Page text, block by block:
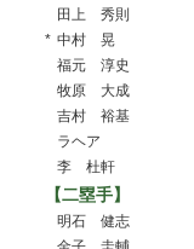
田上 秀則
* 中村 晃
福元 淳史
牧原 大成
吉村 裕基
ラヘア
李 杜軒
【二塁手】
明石 健志